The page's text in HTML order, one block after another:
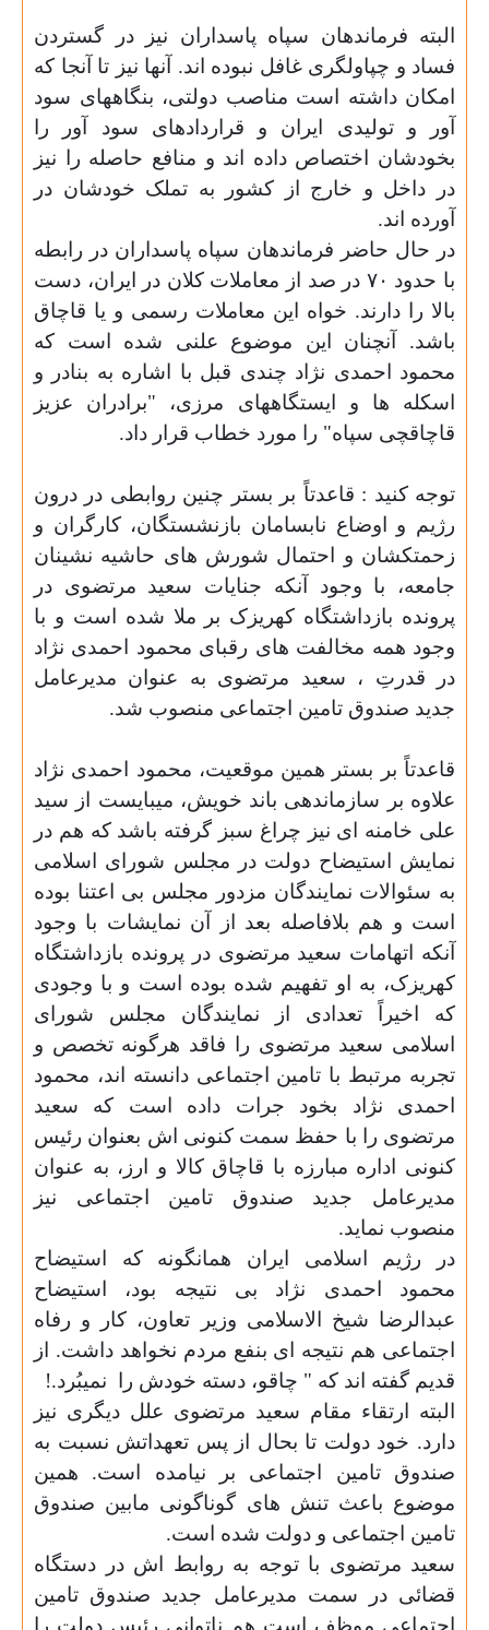
البته فرماندهان سپاه پاسداران نیز در گستردن
فساد و چپاولگری غافل نبوده اند. آنها نیز تا آنجا که
امکان داشته است مناصب دولتی، بنگاههای سود
آور و تولیدی ایران و قراردادهای سود آور را
بخودشان اختصاص داده اند و منافع حاصله را نیز
در داخل و خارج از کشور به تملک خودشان در
آورده اند.
در حال حاضر فرماندهان سپاه پاسداران در رابطه
با حدود ۷۰ در صد از معاملات کلان در ایران، دست
بالا را دارند. خواه این معاملات رسمی و یا قاچاق
باشد. آنچنان این موضوع علنی شده است که
محمود احمدی نژاد چندی قبل با اشاره به بنادر و
اسکله ها و ایستگاههای مرزی، "برادران عزیز
قاچاقچی سپاه" را مورد خطاب قرار داد.
توجه کنید : قاعدتاً بر بستر چنین روابطی در درون
رژیم و اوضاع نابسامان بازنشستگان، کارگران و
زحمتکشان و احتمال شورش های حاشیه نشینان
جامعه، با وجود آنکه جنایات سعید مرتضوی در
پرونده بازداشتگاه کهریزک بر ملا شده است و با
وجود همه مخالفت های رقبای محمود احمدی نژاد
در قدرتِ ، سعید مرتضوی به عنوان مدیرعامل
جدید صندوق تامین اجتماعی منصوب شد.
قاعدتاً بر بستر همین موقعیت، محمود احمدی نژاد
علاوه بر سازماندهی باند خویش، میبایست از سید
علی خامنه ای نیز چراغ سبز گرفته باشد که هم در
نمایش استیضاح دولت در مجلس شورای اسلامی
به سئوالات نمایندگان مزدور مجلس بی اعتنا بوده
است و هم بلافاصله بعد از آن نمایشات با وجود
آنکه اتهامات سعید مرتضوی در پرونده بازداشتگاه
کهریزک، به او تفهیم شده بوده است و با وجودی
که اخیراً تعدادی از نمایندگان مجلس شورای
اسلامی سعید مرتضوی را فاقد هرگونه تخصص و
تجربه مرتبط با تامین اجتماعی دانسته اند، محمود
احمدی نژاد بخود جرات داده است که سعید
مرتضوی را با حفظ سمت کنونی اش بعنوان رئیس
کنونی اداره مبارزه با قاچاق کالا و ارز، به عنوان
مدیرعامل جدید صندوق تامین اجتماعی نیز
منصوب نماید.
در رژیم اسلامی ایران همانگونه که استیضاح
محمود احمدی نژاد بی نتیجه بود، استيضاح
عبدالرضا شيخ الاسلامی وزير تعاون، کار و رفاه
اجتماعی هم نتیجه ای بنفع مردم نخواهد داشت. از
قدیم گفته اند که " چاقو، دسته خودش را نمیبُرد.!
البته ارتقاء مقام سعید مرتضوی علل دیگری نیز
دارد. خود دولت تا بحال از پس تعهداتش نسبت به
صندوق تامین اجتماعی بر نیامده است. همین
موضوع باعث تنش های گوناگونی مابین صندوق
تامین اجتماعی و دولت شده است.
سعید مرتضوی با توجه به روابط اش در دستگاه
قضائی در سمت مدیرعامل جدید صندوق تامین
اجتماعی موظف است هم ناتوانی رئیس دولت را